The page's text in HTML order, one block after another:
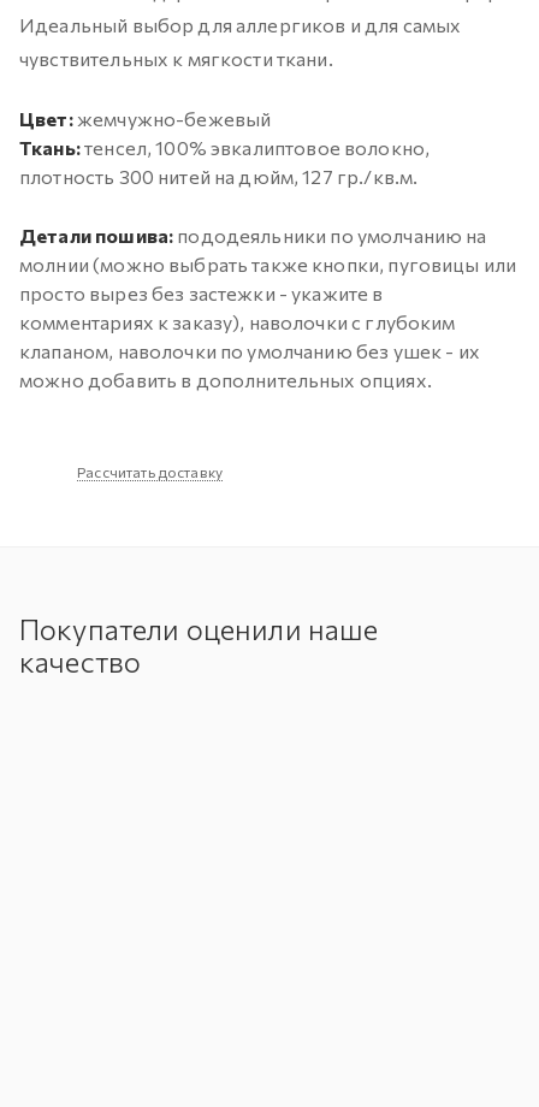
Идеальный выбор для аллергиков и для самых
чувствительных к мягкости ткани.
Цвет: жемчужно-бежевый
Ткань:тенсел, 100% эвкалиптовое волокно,
плотность 300 нитей на дюйм, 127 гр./кв.м.
Детали пошива: пододеяльники по умолчанию на
молнии (можно выбрать также кнопки, пуговицы или
просто вырез без застежки - укажите в
комментариях к заказу), наволочки с глубоким
клапаном, наволочки по умолчанию без ушек - их
можно добавить в дополнительных опциях.
Рассчитать доставку
Покупатели оценили наше
качество